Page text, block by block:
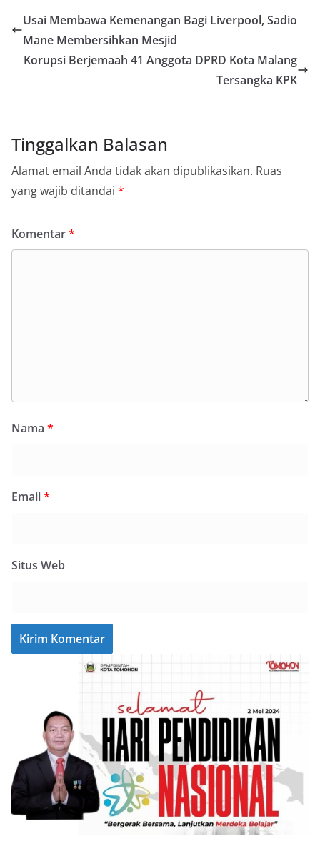
Usai Membawa Kemenangan Bagi Liverpool, Sadio
Mane Membersihkan Mesjid
Korupsi Berjemaah 41 Anggota DPRD Kota Malang
Tersangka KPK
Tinggalkan Balasan
Alamat email Anda tidak akan dipublikasikan. Ruas
yang wajib ditandai *
Komentar*
Nama *
Email*
Situs Web